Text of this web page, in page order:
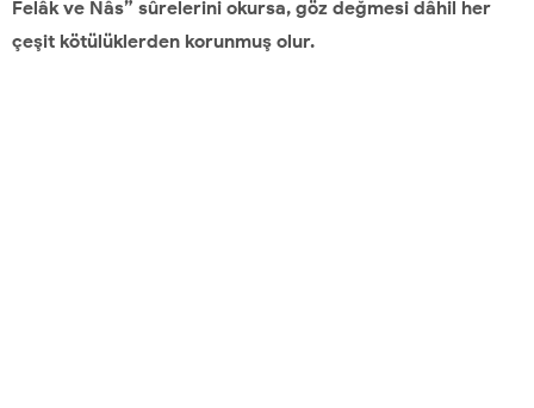
Felâk ve Nâs” sûrelerini okursa, göz değmesi dâhil her
çeşit kötülüklerden korunmuş olur.